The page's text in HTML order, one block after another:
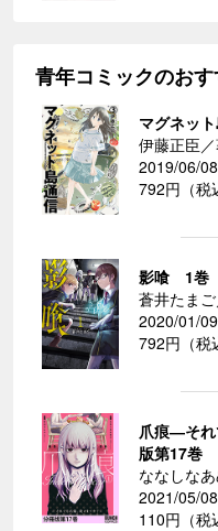
青年コミックのお
マグネッ
伊藤正臣
2019/06/08
792円（税
影喰 1巻
蒼井たま
2020/01/09
792円（税
爪痕―そ
版第17巻
ななしな
2021/05/08
110円（税